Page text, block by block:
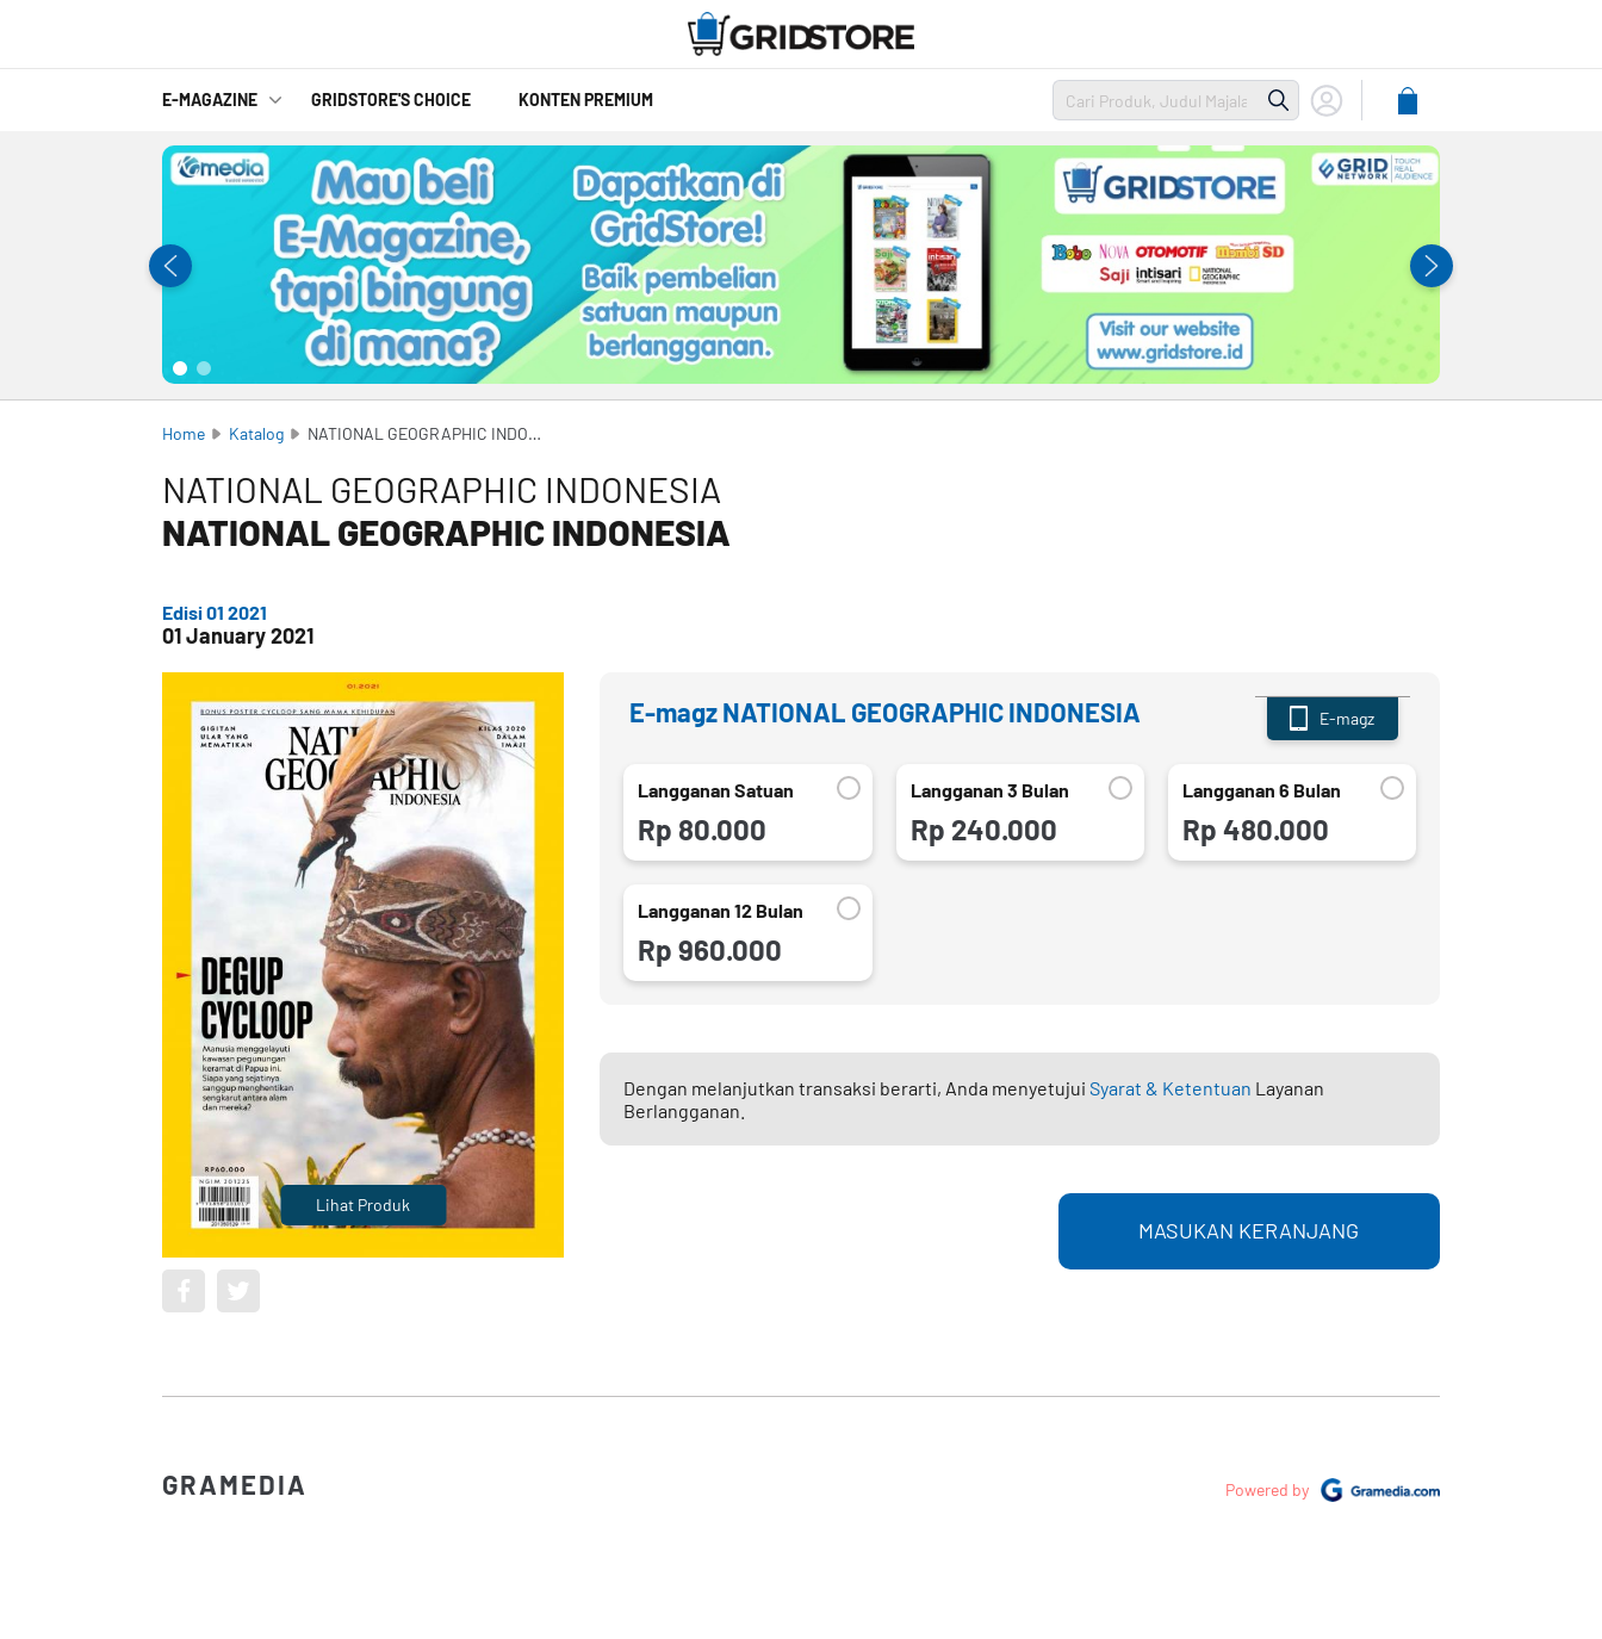
E-MAGAZINE GRIDSTORE'S CHOICE KONTEN PREMIUM
Lihat
Home Katalog NATIONAL GEOGRAPHIC INDONESIA
NATIONAL GEOGRAPHIC INDONESIA
NATIONAL GEOGRAPHIC INDONESIA
Edisi 01 2021
01 January 2021
Lihat Produk
E-magz NATIONAL GEOGRAPHIC INDONESIA E-magz
Langganan Satuan
Rp 80.000
Langganan 3 Bulan
Rp 240.000
Langganan 6 Bulan
Rp 480.000
Langganan 12 Bulan
Rp 960.000
Dengan melanjutkan transaksi berarti, Anda menyetujuiSyarat & Ketentuan Layanan
Berlangganan.
MASUKAN KERANJANG
GRAMEDIA Powered by